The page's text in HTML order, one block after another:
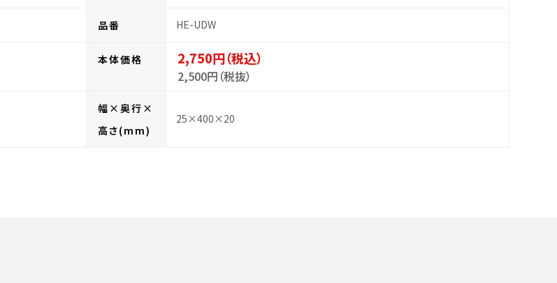
品番 HE-UDW
本体価格 2,750円（税込）
2,500円（税抜）
幅×奥行×
高さ(mm)
25×400×20